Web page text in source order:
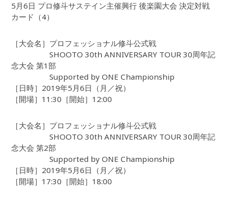
5月6日 プロ修斗サステイン主催興行 後楽園大会 決定対戦
カード（4）
［大会名］プロフェッショナル修斗公式戦
SHOOTO 30th ANNIVERSARY TOUR 30周年記
念大会 第1部
Supported by ONE Championship
［日時］2019年5月6日（月／祝）
［開場］11:30［開始］12:00
［大会名］プロフェッショナル修斗公式戦
SHOOTO 30th ANNIVERSARY TOUR 30周年記
念大会 第2部
Supported by ONE Championship
［日時］2019年5月6日（月／祝）
［開場］17:30［開始］18:00